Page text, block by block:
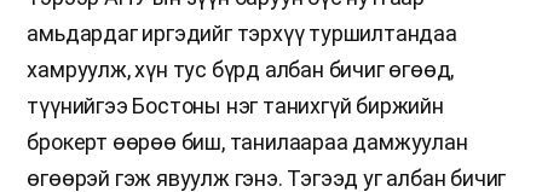
амьдардаг иргэдийг тэрхүү туршилтандаа
хамруулж, хүн тус бүрд албан бичиг өгөөд,
түүнийгээ Бостоны нэг танихгүй биржийн
брокерт өөрөө биш, танилаараа дамжуулан
өгөөрэй гэж явуулж гэнэ. Тэгээд уг албан бичиг